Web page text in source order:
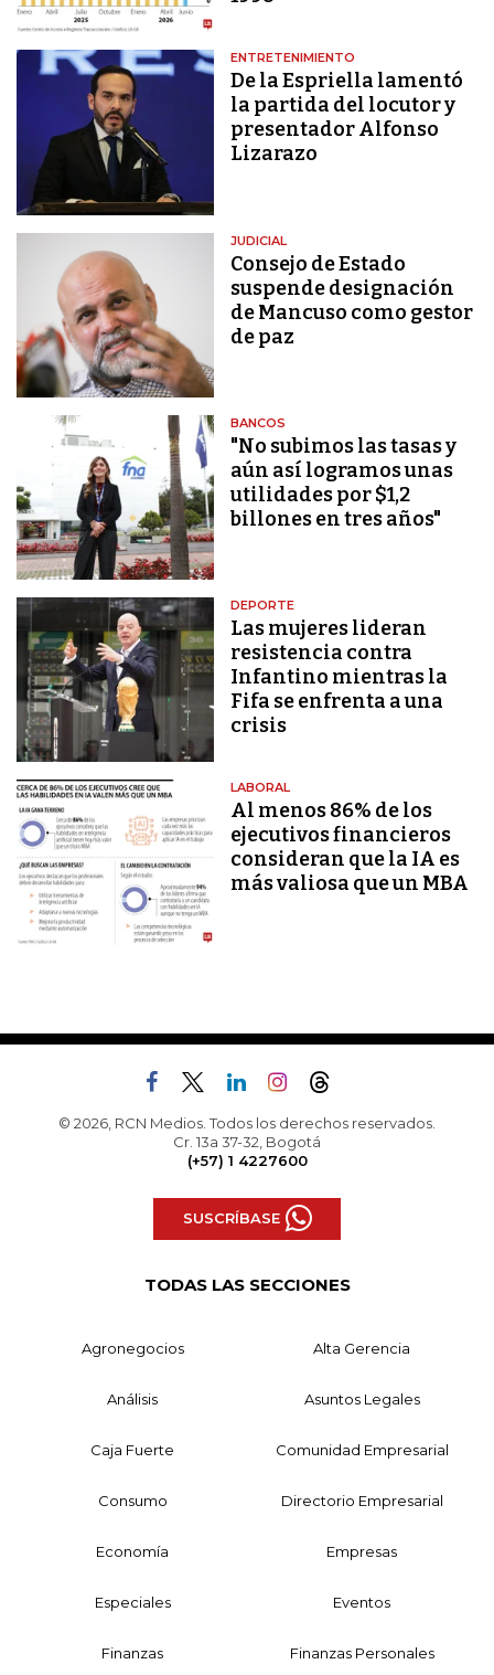
ENTRETENIMIENTO
De la Espriella lamentó
la partida del locutor y
presentador Alfonso
Lizarazo
JUDICIAL
Consejo de Estado
suspende designación
de Mancuso como gestor
de paz
BANCOS
"No subimos las tasas y
aún así logramos unas
utilidades por $1,2
billones en tres años"
DEPORTE
Las mujeres lideran
resistencia contra
Infantino mientras la
Fifa se enfrenta a una
crisis
LABORAL
Al menos 86% de los
ejecutivos financieros
consideran que la IA es
más valiosa que un MBA
© 2026, RCN Medios. Todos los derechos reservados.
Cr. 13a 37-32, Bogotá
(+57) 1 4227600
SUSCRÍBASE
TODAS LAS SECCIONES
Agronegocios Alta Gerencia
Análisis Asuntos Legales
Caja Fuerte Comunidad Empresarial
Consumo Directorio Empresarial
Economía Empresas
Especiales Eventos
Finanzas Finanzas Personales